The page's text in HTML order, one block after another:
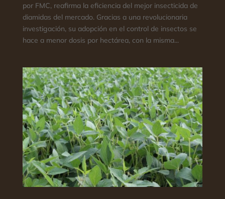
por FMC, reafirma la eficiencia del mejor insecticida de
diamidas del mercado. Gracias a una revolucionaria
investigación, su adopción en el control de insectos se
hace a menor dosis por hectárea, con la misma...